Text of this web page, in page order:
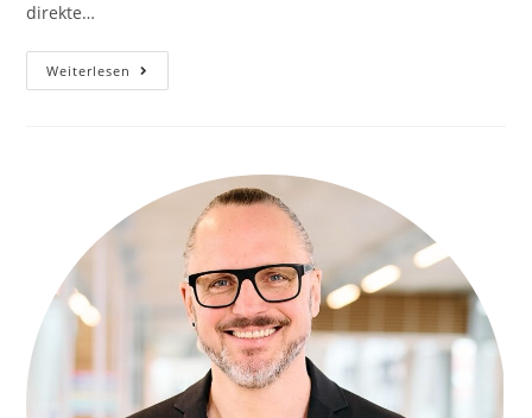
direkte…
Weiterlesen Mit
Google
Local
Search
Die
Reisemittlerbranche